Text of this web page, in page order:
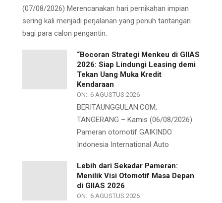
(07/08/2026) Merencanakan hari pernikahan impian
sering kali menjadi perjalanan yang penuh tantangan
bagi para calon pengantin.
“Bocoran Strategi Menkeu di GIIAS
2026: Siap Lindungi Leasing demi
Tekan Uang Muka Kredit
Kendaraan
ON: 6 AGUSTUS 2026
BERITAUNGGULAN.COM,
TANGERANG – Kamis (06/08/2026)
Pameran otomotif GAIKINDO
Indonesia International Auto
Lebih dari Sekadar Pameran:
Menilik Visi Otomotif Masa Depan
di GIIAS 2026
ON: 6 AGUSTUS 2026